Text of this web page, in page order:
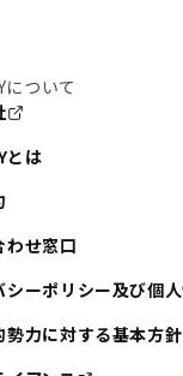
について
とは
わせ窓口
シーポリシー及び個
勢力に対する基本方針